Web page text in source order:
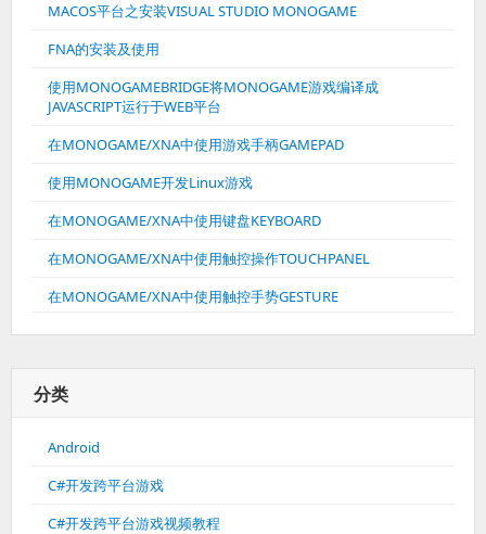
MACOS平台之安装VISUAL STUDIO MONOGAME
FNA的安装及使用
使用MONOGAMEBRIDGE将MONOGAME游戏编译成
JAVASCRIPT运行于WEB平台
在MONOGAME/XNA中使用游戏手柄GAMEPAD
使用MONOGAME开发Linux游戏
在MONOGAME/XNA中使用键盘KEYBOARD
在MONOGAME/XNA中使用触控操作TOUCHPANEL
在MONOGAME/XNA中使用触控手势GESTURE
分类
Android
C#开发跨平台游戏
C#开发跨平台游戏视频教程